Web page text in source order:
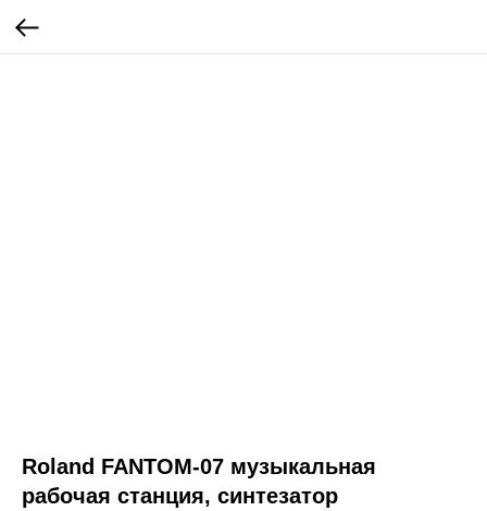
Roland FANTOM-07 музыкальная
рабочая станция, синтезатор